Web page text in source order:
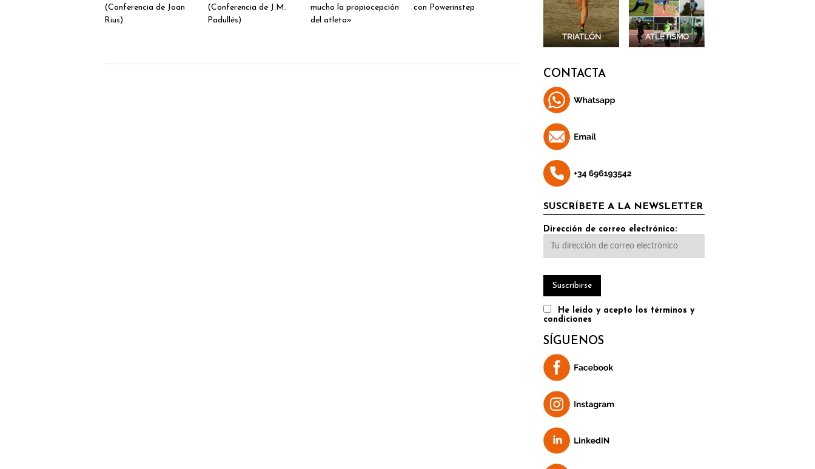
(Conferencia de Joan
Rius)
(Conferencia de J.M.
Padullés)
mucho la propiocepción
del atleta»
con Powerinstep
TRIATLÓN ATLETISMO
CONTACTA
SUSCRÍBETE A LA NEWSLETTER
Dirección de correo electrónico:
He leído y acepto los términos y
condiciones
SÍGUENOS